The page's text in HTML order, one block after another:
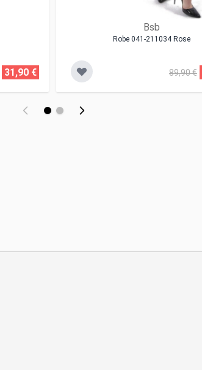
31,90 €
Bsb
Robe 041-211034 Rose
89,90 €